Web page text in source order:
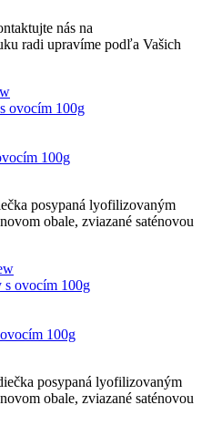
nás na
radi upravíme podľa Vašich
100g
posypaná lyofilizovaným
obale, zviazané saténovou
100g
posypaná lyofilizovaným
obale, zviazané saténovou